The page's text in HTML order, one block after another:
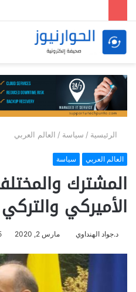
الرئيسية / سياسة / العالم العربي
العالم العربي سياسة
المشترك
الأميركي
د.جواد الهنداوي مارس 2, 2020